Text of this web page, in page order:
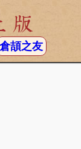
版
倉頡之友